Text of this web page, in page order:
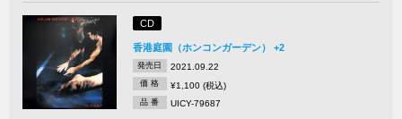
CD
香港庭園（ホンコンガーデン） +2
発売日 2021.09.22
価 格 ¥1,100 (税込)
品 番 UICY-79687